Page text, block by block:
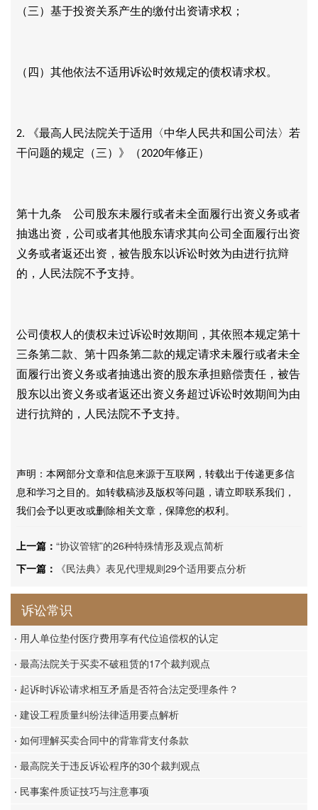
（三）基于投资关系产生的缴付出资请求权；
（四）其他依法不适用诉讼时效规定的债权请求权。
2.
《最高人民法院关于适用〈中华人民共和国公司法〉若
干问题的规定（三）》（2020年修正）
第十九条 公司股东未履行或者未全面履行出资义务或者
抽逃出资，公司或者其他股东请求其向公司全面履行出资
义务或者返还出资，被告股东以诉讼时效为由进行抗辩
的，人民法院不予支持。
公司债权人的债权未过诉讼时效期间，其依照本规定第十
三条第二款、第十四条第二款的规定请求未履行或者未全
面履行出资义务或者抽逃出资的股东承担赔偿责任，被告
股东以出资义务或者返还出资义务超过诉讼时效期间为由
进行抗辩的，人民法院不予支持。
声明：本网部分文章和信息来源于互联网，转载出于传递更多信
息和学习之目的。如转载稿涉及版权等问题，请立即联系我们，
我们会予以更改或删除相关文章，保障您的权利。
上一篇：“协议管辖”的26种特殊情形及观点简析
下一篇：
《民法典》表见代理规则29个适用要点分析
诉讼常识
· 用人单位垫付医疗费用享有代位追偿权的认定
· 最高法院关于买卖不破租赁的17个裁判观点
· 起诉时诉讼请求相互矛盾是否符合法定受理条件？
· 建设工程质量纠纷法律适用要点解析
· 如何理解买卖合同中的背靠背支付条款
· 最高院关于违反诉讼程序的30个裁判观点
· 民事案件质证技巧与注意事项